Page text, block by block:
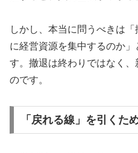
しかし、本当に問うべきは
に経営資源を集中するのか
す。撤退は終わりではなく
のです。
「戻れる線」を引くた